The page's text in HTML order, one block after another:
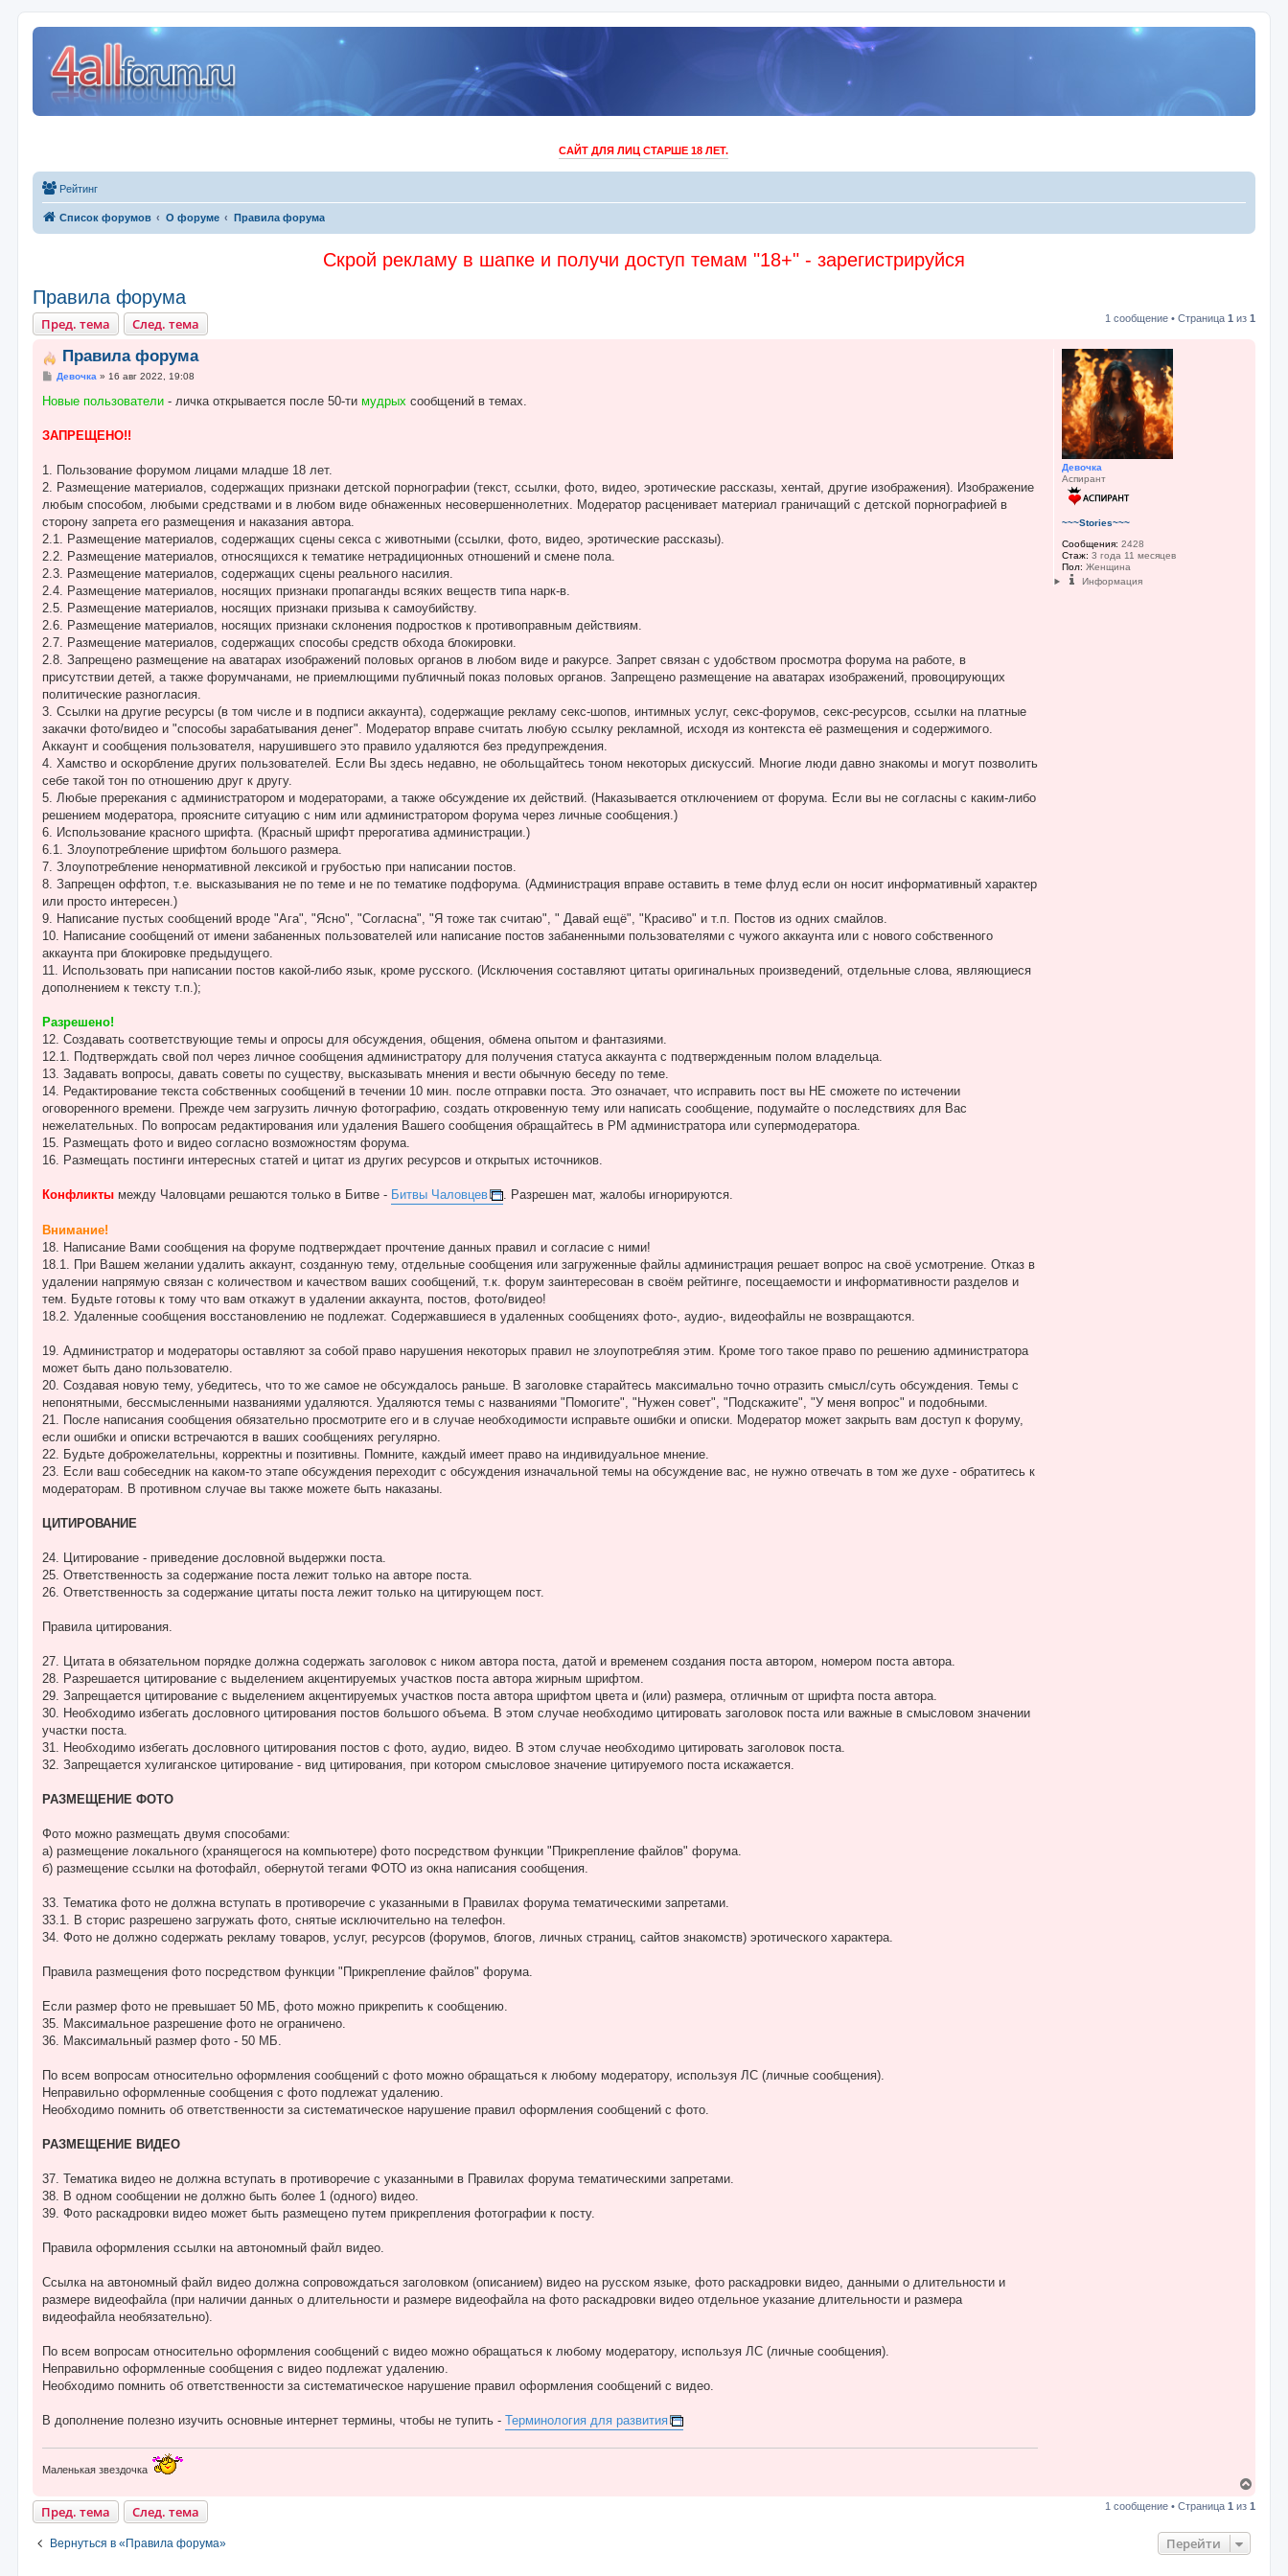
САЙТ ДЛЯ ЛИЦ СТАРШЕ 18 ЛЕТ.
Рейтинг
Список форумов O форуме Правила форума
Скрой рекламу в шапке и получи доступ темам "18+" - зарегистрируйся
Правила форума
Пред. тема След. тема 1 сообщение • Страница1 из1
Девочка
Аспирант
~~~Stories~~~
Сообщения: 2428
Стаж: 3 года 11 месяцев
Пол: Женщина
Информация
Правила форума
С
о
е
е
Девочка » 16 авг 2022, 19:08
Новые пользователи- личка открывается после 50-ти мудрыхсообщений в темах.
ЗАПРЕЩЕНО!!
1. Пользование форумом лицами младше 18 лет.
2. Размещение материалов, содержащих признаки детской порнографии (текст, ссылки, фото, видео, эротические рассказы, хентай, другие изображения). Изображение
любым способом, любыми средствами и в любом виде обнаженных несовершеннолетних. Модератор расценивает материал граничащий с детской порнографией в
сторону запрета его размещения и наказания автора.
2.1. Размещение материалов, содержащих сцены секса с животными (ссылки, фото, видео, эротические рассказы).
2.2. Размещение материалов, относящихся к тематике нетрадиционных отношений и смене пола.
2.3. Размещение материалов, содержащих сцены реального насилия.
2.4. Размещение материалов, носящих признаки пропаганды всяких веществ типа нарк-в.
2.5. Размещение материалов, носящих признаки призыва к самоубийству.
2.6. Размещение материалов, носящих признаки склонения подростков к противоправным действиям.
2.7. Размещение материалов, содержащих способы средств обхода блокировки.
2.8. Запрещено размещение на аватарах изображений половых органов в любом виде и ракурсе. Запрет связан с удобством просмотра форума на работе, в
присутствии детей, а также форумчанами, не приемлющими публичный показ половых органов. Запрещено размещение на аватарах изображений, провоцирующих
политические разногласия.
3. Ссылки на другие ресурсы (в том числе и в подписи аккаунта), содержащие рекламу секс-шопов, интимных услуг, секс-форумов, секс-ресурсов, ссылки на платные
закачки фото/видео и "способы зарабатывания денег". Модератор вправе считать любую ссылку рекламной, исходя из контекста её размещения и содержимого.
Аккаунт и сообщения пользователя, нарушившего это правило удаляются без предупреждения.
4. Хамство и оскорбление других пользователей. Если Вы здесь недавно, не обольщайтесь тоном некоторых дискуссий. Многие люди давно знакомы и могут позволить
себе такой тон по отношению друг к другу.
5. Любые пререкания с администратором и модераторами, а также обсуждение их действий. (Наказывается отключением от форума. Если вы не согласны с каким-либо
решением модератора, проясните ситуацию с ним или администратором форума через личные сообщения.)
6. Использование красного шрифта. (Красный шрифт прерогатива администрации.)
6.1. Злоупотребление шрифтом большого размера.
7. Злоупотребление ненормативной лексикой и грубостью при написании постов.
8. Запрещен оффтоп, т.е. высказывания не по теме и не по тематике подфорума. (Администрация вправе оставить в теме флуд если он носит информативный характер
или просто интересен.)
9. Написание пустых сообщений вроде "Ага", "Ясно", "Согласна", "Я тоже так считаю", " Давай ещё", "Красиво" и т.п. Постов из одних смайлов.
10. Написание сообщений от имени забаненных пользователей или написание постов забаненными пользователями с чужого аккаунта или с нового собственного
аккаунта при блокировке предыдущего.
11. Использовать при написании постов какой-либо язык, кроме русского. (Исключения составляют цитаты оригинальных произведений, отдельные слова, являющиеся
дополнением к тексту т.п.);
Разрешено!
12. Создавать соответствующие темы и опросы для обсуждения, общения, обмена опытом и фантазиями.
12.1. Подтверждать свой пол через личное сообщения администратору для получения статуса аккаунта с подтвержденным полом владельца.
13. Задавать вопросы, давать советы по существу, высказывать мнения и вести обычную беседу по теме.
14. Редактирование текста собственных сообщений в течении 10 мин. после отправки поста. Это означает, что исправить пост вы НЕ сможете по истечении
оговоренного времени. Прежде чем загрузить личную фотографию, создать откровенную тему или написать сообщение, подумайте о последствиях для Вас
нежелательных. По вопросам редактирования или удаления Вашего сообщения обращайтесь в PM администратора или супермодератора.
15. Размещать фото и видео согласно возможностям форума.
16. Размещать постинги интересных статей и цитат из других ресурсов и открытых источников.
Конфликтымежду Чаловцами решаются только в Битве - Битвы Чаловцев . Разрешен мат, жалобы игнорируются.
Внимание!
18. Написание Вами сообщения на форуме подтверждает прочтение данных правил и согласие с ними!
18.1. При Вашем желании удалить аккаунт, созданную тему, отдельные сообщения или загруженные файлы администрация решает вопрос на своё усмотрение. Отказ в
удалении напрямую связан с количеством и качеством ваших сообщений, т.к. форум заинтересован в своём рейтинге, посещаемости и информативности разделов и
тем. Будьте готовы к тому что вам откажут в удалении аккаунта, постов, фото/видео!
18.2. Удаленные сообщения восстановлению не подлежат. Содержавшиеся в удаленных сообщениях фото-, аудио-, видеофайлы не возвращаются.
19. Администратор и модераторы оставляют за собой право нарушения некоторых правил не злоупотребляя этим. Кроме того такое право по решению администратора
может быть дано пользователю.
20. Создавая новую тему, убедитесь, что то же самое не обсуждалось раньше. В заголовке старайтесь максимально точно отразить смысл/суть обсуждения. Темы с
непонятными, бессмысленными названиями удаляются. Удаляются темы с названиями "Помогите", "Нужен совет", "Подскажите", "У меня вопрос" и подобными.
21. После написания сообщения обязательно просмотрите его и в случае необходимости исправьте ошибки и описки. Модератор может закрыть вам доступ к форуму,
если ошибки и описки встречаются в ваших сообщениях регулярно.
22. Будьте доброжелательны, корректны и позитивны. Помните, каждый имеет право на индивидуальное мнение.
23. Если ваш собеседник на каком-то этапе обсуждения переходит с обсуждения изначальной темы на обсуждение вас, не нужно отвечать в том же духе - обратитесь к
модераторам. В противном случае вы также можете быть наказаны.
ЦИТИРОВАНИЕ
24. Цитирование - приведение дословной выдержки поста.
25. Ответственность за содержание поста лежит только на авторе поста.
26. Ответственность за содержание цитаты поста лежит только на цитирующем пост.
Правила цитирования.
27. Цитата в обязательном порядке должна содержать заголовок с ником автора поста, датой и временем создания поста автором, номером поста автора.
28. Разрешается цитирование с выделением акцентируемых участков поста автора жирным шрифтом.
29. Запрещается цитирование с выделением акцентируемых участков поста автора шрифтом цвета и (или) размера, отличным от шрифта поста автора.
30. Необходимо избегать дословного цитирования постов большого объема. В этом случае необходимо цитировать заголовок поста или важные в смысловом значении
участки поста.
31. Необходимо избегать дословного цитирования постов с фото, аудио, видео. В этом случае необходимо цитировать заголовок поста.
32. Запрещается хулиганское цитирование - вид цитирования, при котором смысловое значение цитируемого поста искажается.
РАЗМЕЩЕНИЕ ФОТО
Фото можно размещать двумя способами:
а) размещение локального (хранящегося на компьютере) фото посредством функции "Прикрепление файлов" форума.
б) размещение ссылки на фотофайл, обернутой тегами ФОТО из окна написания сообщения.
33. Тематика фото не должна вступать в противоречие с указанными в Правилах форума тематическими запретами.
33.1. В сторис разрешено загружать фото, снятые исключительно на телефон.
34. Фото не должно содержать рекламу товаров, услуг, ресурсов (форумов, блогов, личных страниц, сайтов знакомств) эротического характера.
Правила размещения фото посредством функции "Прикрепление файлов" форума.
Если размер фото не превышает 50 МБ, фото можно прикрепить к сообщению.
35. Максимальное разрешение фото не ограничено.
36. Максимальный размер фото - 50 МБ.
По всем вопросам относительно оформления сообщений с фото можно обращаться к любому модератору, используя ЛС (личные сообщения).
Неправильно оформленные сообщения с фото подлежат удалению.
Необходимо помнить об ответственности за систематическое нарушение правил оформления сообщений с фото.
РАЗМЕЩЕНИЕ ВИДЕО
37. Тематика видео не должна вступать в противоречие с указанными в Правилах форума тематическими запретами.
38. В одном сообщении не должно быть более 1 (одного) видео.
39. Фото раскадровки видео может быть размещено путем прикрепления фотографии к посту.
Правила оформления ссылки на автономный файл видео.
Ссылка на автономный файл видео должна сопровождаться заголовком (описанием) видео на русском языке, фото раскадровки видео, данными о длительности и
размере видеофайла (при наличии данных о длительности и размере видеофайла на фото раскадровки видео отдельное указание длительности и размера
видеофайла необязательно).
По всем вопросам относительно оформления сообщений с видео можно обращаться к любому модератору, используя ЛС (личные сообщения).
Неправильно оформленные сообщения с видео подлежат удалению.
Необходимо помнить об ответственности за систематическое нарушение правил оформления сообщений с видео.
В дополнение полезно изучить основные интернет термины, чтобы не тупить - Терминология для развития
Маленькая звездочка
р
Пред. тема След. тема 1 сообщение • Страница1 из1
Вернуться в «Правила форума» Перейти